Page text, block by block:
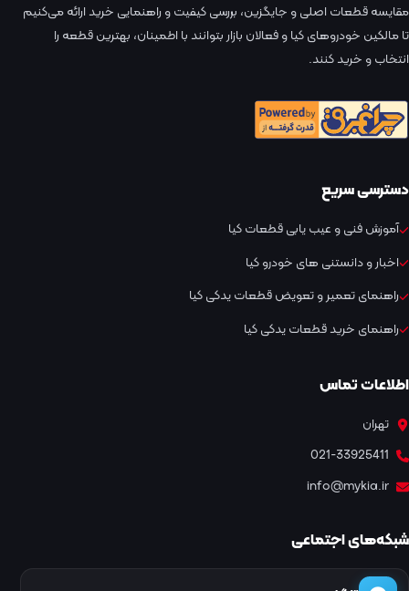
مقایسه قطعات اصلی و جایگزین، بررسی کیفیت و راهنمایی خرید ارائه می‌کنیم
تا مالکین خودروهای کیا و فعالان بازار بتوانند با اطمینان، بهترین قطعه را
انتخاب و خرید کنند.
دسترسی سریع
آموزش فنی و عیب یابی قطعات کیا
اخبار و دانستنی های خودرو کیا
راهنمای تعمیر و تعویض قطعات یدکی کیا
راهنمای خرید قطعات یدکی کیا
اطلاعات تماس
تهران
021-33925411
info@mykia.ir
شبکه‌های اجتماعی